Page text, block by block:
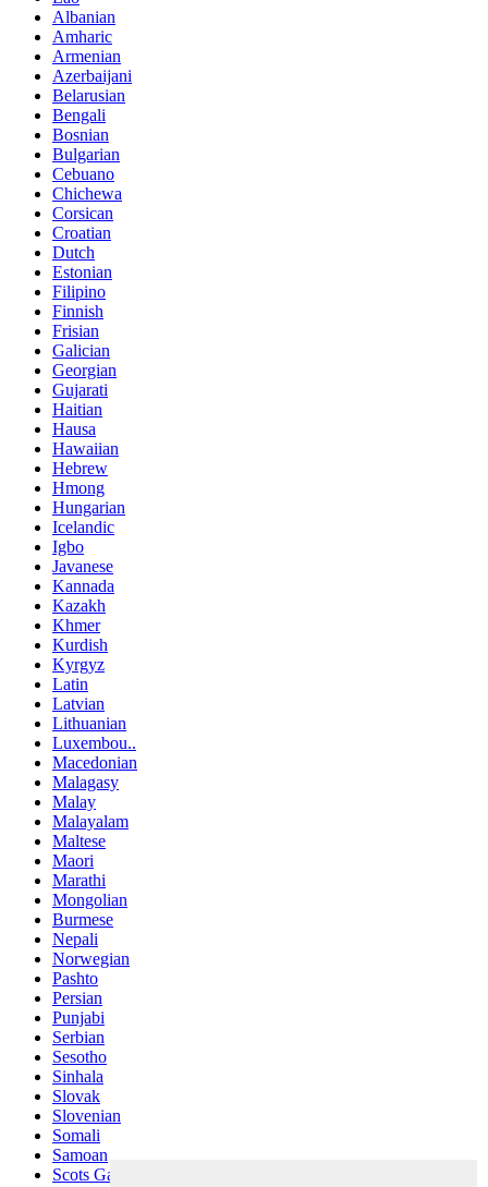
Albanian
Amharic
Armenian
Azerbaijani
Belarusian
Bengali
Bosnian
Bulgarian
Cebuano
Chichewa
Corsican
Croatian
Dutch
Estonian
Filipino
Finnish
Frisian
Galician
Georgian
Gujarati
Haitian
Hausa
Hawaiian
Hebrew
Hmong
Hungarian
Icelandic
Igbo
Javanese
Kannada
Kazakh
Khmer
Kurdish
Kyrgyz
Latin
Latvian
Lithuanian
Luxembou..
Macedonian
Malagasy
Malay
Malayalam
Maltese
Maori
Marathi
Mongolian
Burmese
Nepali
Norwegian
Pashto
Persian
Punjabi
Serbian
Sesotho
Sinhala
Slovak
Slovenian
Somali
Samoan
Scots Gaelic